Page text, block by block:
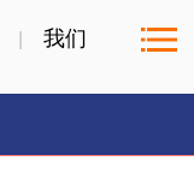
我们